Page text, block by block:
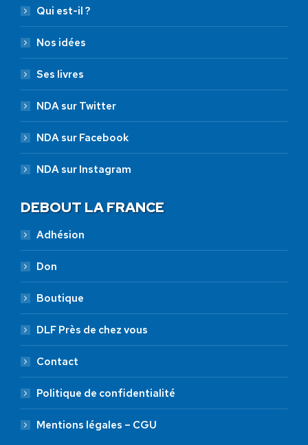
Qui est-il ?
Nos idées
Ses livres
NDA sur Twitter
NDA sur Facebook
NDA sur Instagram
DEBOUT LA FRANCE
Adhésion
Don
Boutique
DLF Près de chez vous
Contact
Politique de confidentialité
Mentions légales – CGU